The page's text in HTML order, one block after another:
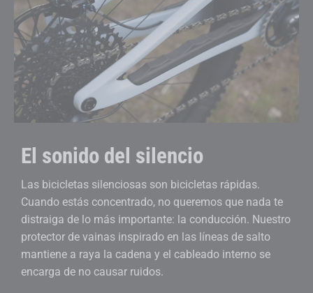
El sonido del silencio
Las bicicletas silenciosas son bicicletas rápidas.
Cuando estás concentrado, no queremos que nada te
distraiga de lo más importante: la conducción. Nuestro
protector de vainas inspirado en las líneas de salto
mantiene a raya la cadena y el cableado interno se
encarga de no causar ruidos.